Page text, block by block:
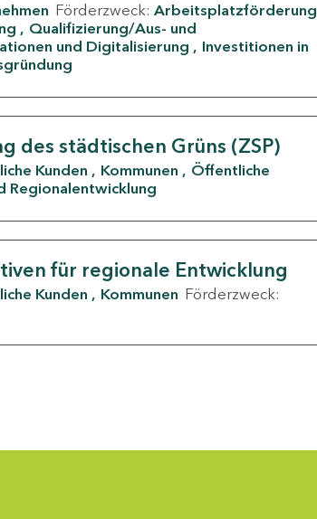
Förderzweck: Arbeitsplatzförderung
Qualifizierung/Aus- und
und Digitalisierung
Investitionen in
des städtischen Grüns (ZSP)
Kunden Kommunen
Öffentliche
Regionalentwicklung
für regionale Entwicklung
Kunden Kommunen Förderzweck: